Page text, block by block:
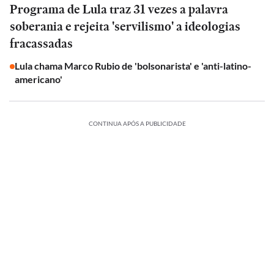
Programa de Lula traz 31 vezes a palavra
soberania e rejeita 'servilismo' a ideologias
fracassadas
Lula chama Marco Rubio de 'bolsonarista' e 'anti-latino-
americano'
CONTINUA APÓS A PUBLICIDADE